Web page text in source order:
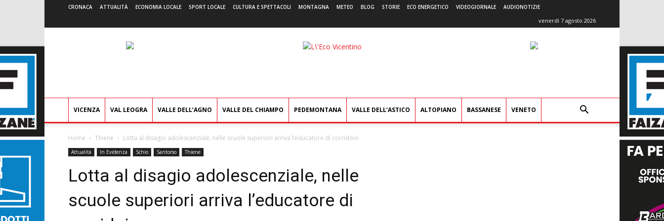
CRONACA ATTUALITÀ ECONOMIA LOCALE SPORT LOCALE CULTURA E SPETTACOLI MONTAGNA METEO BLOG STORIE ECO ENERGETICO VIDEOGIORNALE AUDIONOTIZIE
venerdì 7 agosto 2026
L'Eco
VICENZA VAL LEOGRA VALLE DELL’AGNO VALLE DEL CHIAMPO PEDEMONTANA VALLE DELL’ASTICO ALTOPIANO BASSANESE VENETO
Home Thiene Lotta al disagio adolescenziale, nelle scuole superiori arriva l’educatore di corridoio
Attualità In Evidenza Schio Santorso Thiene
Lotta al disagio adolescenziale, nelle
scuole superiori arriva l’educatore di